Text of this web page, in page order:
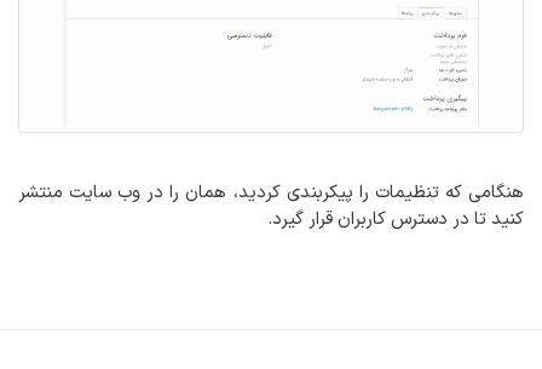
هنگامی که تنظیمات را پیکربندی کردید، همان را در وب سایت منتشر
کنید تا در دسترس کاربران قرار گیرد.